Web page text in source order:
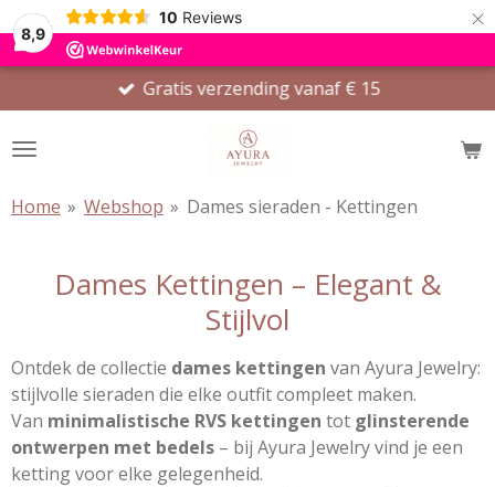
8,9
10 Reviews ×
Gratis verzending vanaf € 15
Home » Webshop » Dames sieraden - Kettingen
Dames Kettingen – Elegant &
Stijlvol
Ontdek de collectie dames kettingen van Ayura Jewelry:
stijlvolle sieraden die elke outfit compleet maken.
Van minimalistische RVS kettingen tot glinsterende
ontwerpen met bedels – bij Ayura Jewelry vind je een
ketting voor elke gelegenheid.